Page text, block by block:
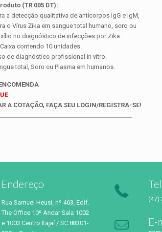
(TR 005 DT):
a detecção qualitativa de anticorpos IgG e IgM,
o Vírus Zika em sangue total humano, soro ou
no diagnóstico de infecções por Zika.
contendo 10 unidades.
de diagnóstico profissional in vitro.
total, Soro ou Plasma em humanos.
A COTAÇÃO, FAÇA SEU LOGIN/REGISTRA-SE!
Endereço
Rua Samuel Heusi, nº 463, Edif.
The Office 10º Andar Sala 1002
e 1003 Centro Itajaí / SC 88301-
(47)
E-